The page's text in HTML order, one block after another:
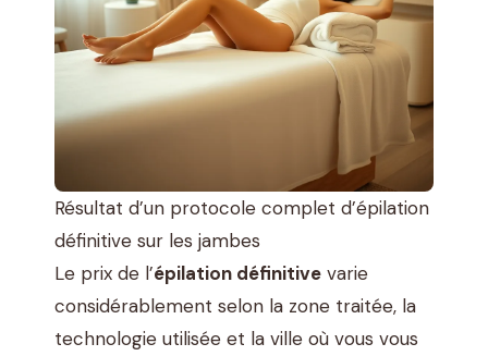
Résultat d’un protocole complet d’épilation
définitive sur les jambes
Le prix de l’épilation définitive varie
considérablement selon la zone traitée, la
technologie utilisée et la ville où vous vous